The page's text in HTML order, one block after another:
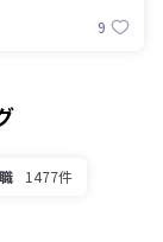
9
1477件